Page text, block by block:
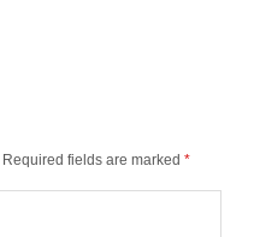
Required fields are marked*